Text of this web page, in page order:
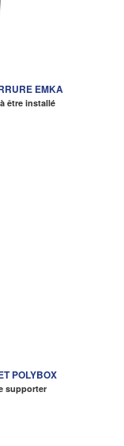
EMKA
être installé
POLYBOX
supporter